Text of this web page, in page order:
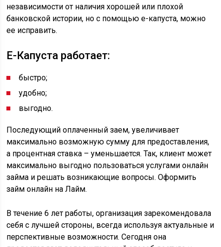
независимости от наличия хорошей или плохой
банковской истории, но с помощью е-капуста, можно
ее исправить.
Е-Капуста работает:
быстро;
удобно;
выгодно.
Последующий оплаченный заем, увеличивает
максимально возможную сумму для предоставления,
а процентная ставка – уменьшается. Так, клиент может
максимально выгодно пользоваться услугами онлайн
займа и решать возникающие вопросы. Оформить
займ онлайн на Лайм.
В течение 6 лет работы, организация зарекомендовала
себя с лучшей стороны, всегда используя актуальные и
перспективные возможности. Сегодня она